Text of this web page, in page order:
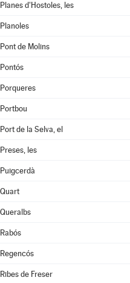
Planes d'Hostoles, les
Planoles
Pont de Molins
Pontós
Porqueres
Portbou
Port de la Selva, el
Preses, les
Puigcerdà
Quart
Queralbs
Rabós
Regencós
Ribes de Freser